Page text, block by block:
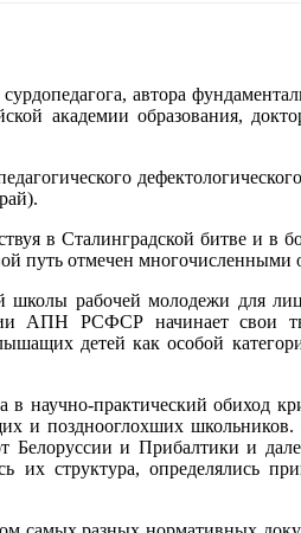
автора
академии образования,
в Сталин­градской битве и в
путь отмечен многочисленными
школы рабочей молодежи для
АПН РСФСР начинает свои
детей как особой
научно-практический обиход
и позднооглохших
Белоруссии и Прибалтики и
их структура, определялись